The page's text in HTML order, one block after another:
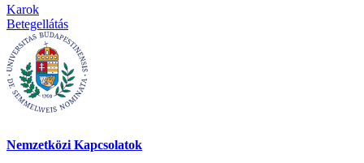
Karok
Betegellátás
Nemzetközi Kapcsolatok